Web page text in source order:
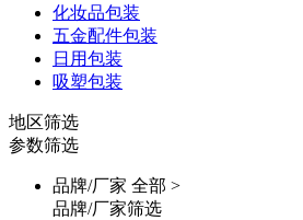
化妆品包装
五金配件包装
日用包装
吸塑包装
地区筛选
参数筛选
品牌/厂家 全部 >
品牌/厂家筛选